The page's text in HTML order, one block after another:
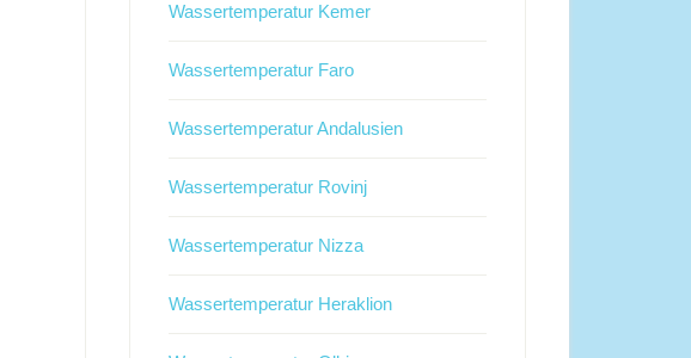
Wassertemperatur Kemer
Wassertemperatur Faro
Wassertemperatur Andalusien
Wassertemperatur Rovinj
Wassertemperatur Nizza
Wassertemperatur Heraklion